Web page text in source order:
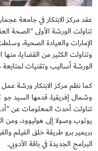
عقد مركز الابتكار في جامعة
تناولت الورشة الأولى "الصحة
الإمارات والعيادة الصحية،
وتناولت الكثير من القضايا،
الورشة أساليب وتقنيات لمتابعة
كما نظم مركز الابتكار ورشة
وشمال إفريقيا، قدمها السيد جو
تناولت أحدث المعلومات عن
يوتوب وصولا إلى هوليوود، ومن
بريمير برو طريقة خلق الفيلم
البرامج الجديدة في باقة الأدوبي.